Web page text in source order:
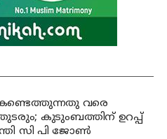
വരെ
തുടരും; കുടുംബത്തിന് ഉറപ്പ്
സി പി ജോണ്‍